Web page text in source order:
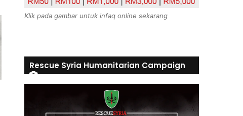
Klik pada gambar untuk infaq online sekarang
Rescue Syria Humanitarian Campaign